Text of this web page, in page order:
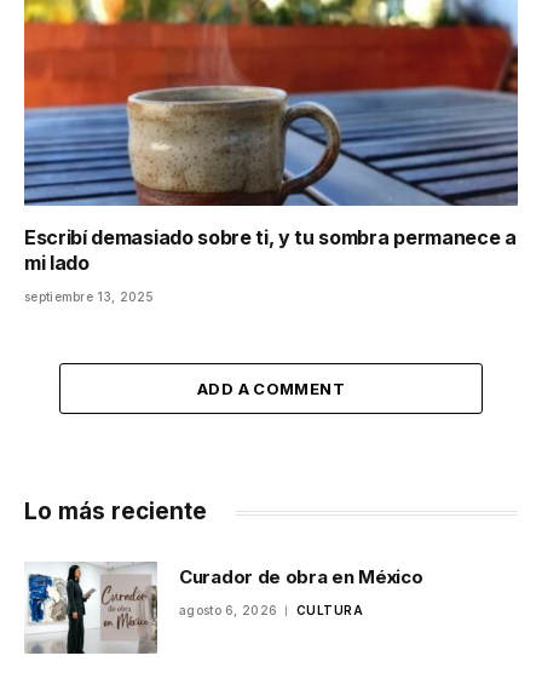
Escribí demasiado sobre ti, y tu sombra permanece a
mi lado
septiembre 13, 2025
ADD A COMMENT
Lo más reciente
Curador de obra en México
agosto 6, 2026 CULTURA